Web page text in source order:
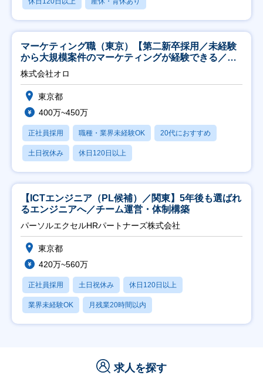
マーケティング職（東京）【第二新卒採用／未経験
から大規模案件のマーケティングが経験できる／研
修充実】
株式会社オロ
東京都
400万~450万
正社員採用 職種・業界未経験OK 20代におすすめ
土日祝休み 休日120日以上
【ICTエンジニア（PL候補）／関東】5年後も選ばれ
るエンジニアへ／チーム運営・体制構築
パーソルエクセルHRパートナーズ株式会社
東京都
420万~560万
正社員採用 土日祝休み 休日120日以上
業界未経験OK 月残業20時間以内
求人を探す